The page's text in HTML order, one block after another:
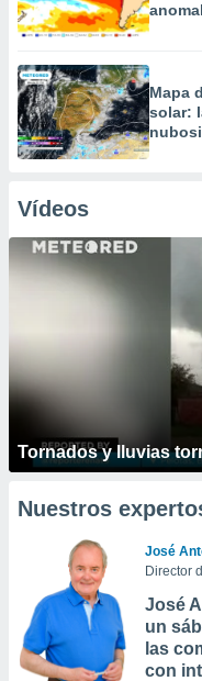
Mapa
solar:
Vídeos
Tornados y lluvias
Nuestros
José
Director
José
un
las
con